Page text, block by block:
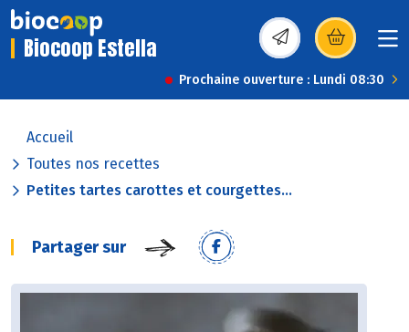
Biocoop Estella (s’ouvre dans une
Prochaine ouverture : Lundi 08:30
Accueil
Toutes nos recettes
Petites tartes carottes et courgettes...
Partager sur